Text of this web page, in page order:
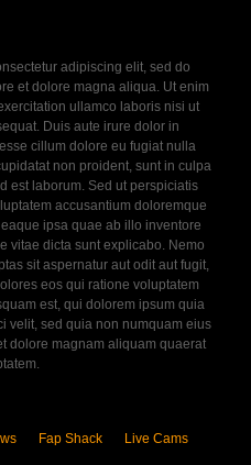
adipiscing elit, sed do
et dolore magna aliqua. Ut enim
ullamco laboris nisi ut
Duis aute irure dolor in
cillum dolore eu fugiat nulla
non proident, sunt in culpa
est laborum. Sed ut perspiciatis
accusantium doloremque
ipsa quae ab illo inventore
vitae dicta sunt explicabo. Nemo
sit aspernatur aut odit aut fugit,
eos qui ratione voluptatem
est, qui dolorem ipsum quia
velit, sed quia non numquam eius
dolore magnam aliquam quaerat
Fap Shack Live Cams